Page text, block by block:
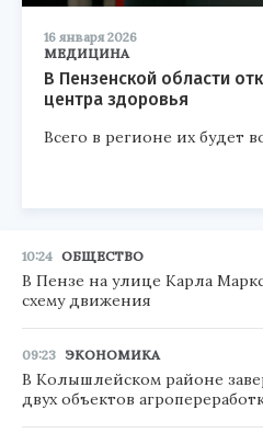
16 января 2026
МЕДИЦИНА
В Пензенской области
центра здоровья
Всего в регионе их будет
10:24 ОБЩЕСТВО
В Пензе на улице Карла
схему движения
09:23 ЭКОНОМИКА
В Колышлейском районе
двух объектов